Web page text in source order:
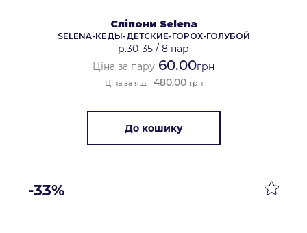
Сліпони Selena
SELENA-КЕДЫ-ДЕТСКИЕ-ГОРОХ-ГОЛУБОЙ
р.30-35 / 8 пар
Ціна за пару 60.00грн
Ціна за ящ. 480.00 грн
До кошику
-33%